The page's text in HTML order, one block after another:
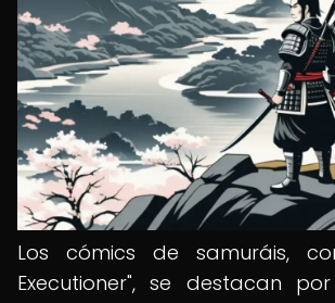
Los cómics de samuráis,
Executioner", se destacan